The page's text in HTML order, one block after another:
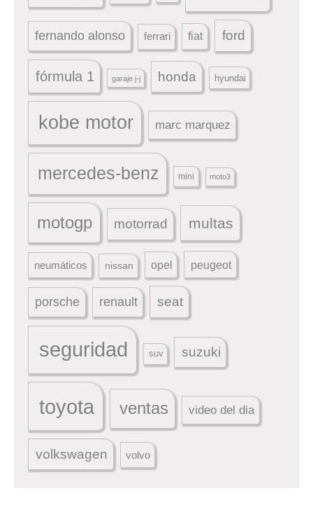
fernando alonso ferrari fiat ford
fórmula 1 garaje j-j honda hyundai
kobe motor marc marquez
mercedes-benz mini moto3
motogp motorrad multas
neumáticos nissan opel peugeot
porsche renault seat
seguridad suv suzuki
toyota ventas video del dia
volkswagen volvo